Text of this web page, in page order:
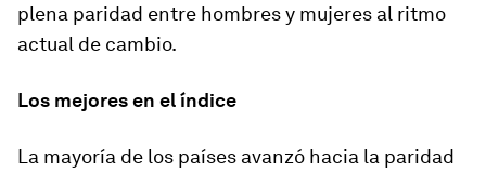
plena paridad entre hombres y mujeres al ritmo
actual de cambio.
Los mejores en el índice
La mayoría de los países avanzó hacia la paridad